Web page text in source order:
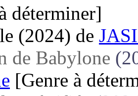
déterminer]
(2024) de
de Babylone
[Genre à